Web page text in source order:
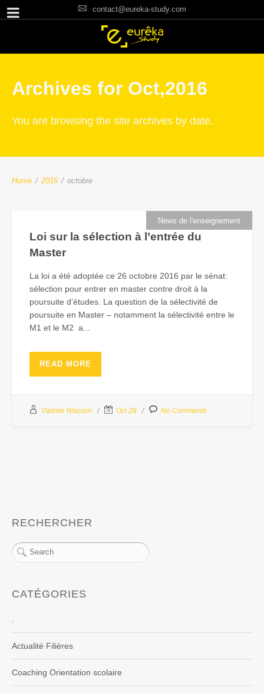
contact@eureka-study.com
Archives for Oct,2016
You are browsing the site archives by date.
Home / 2016 / octobre
News de l'enseignement
Loi sur la sélection à l’entrée du
Master
La loi a été adoptée ce 26 octobre 2016 par le sénat:
sélection pour entrer en master contre droit à la
poursuite d’études. La question de la sélectivité de
poursuite en Master – notamment la sélectivité entre le
M1 et le M2 a...
READ MORE
Valérie Wasson Oct 28 No Comments
RECHERCHER
CATÉGORIES
Actualité Filières
Coaching Orientation scolaire